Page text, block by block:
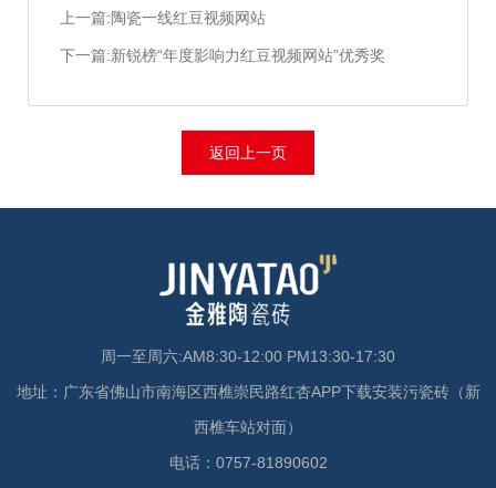
上一篇:陶瓷一线红豆视频网站
下一篇:新锐榜“年度影响力红豆视频网站”优秀奖
返回上一页
周一至周六:AM8:30-12:00 PM13:30-17:30
地址：广东省佛山市南海区西樵崇民路红杏APP下载安装污瓷砖（新
西樵车站对面）
电话：0757-81890602